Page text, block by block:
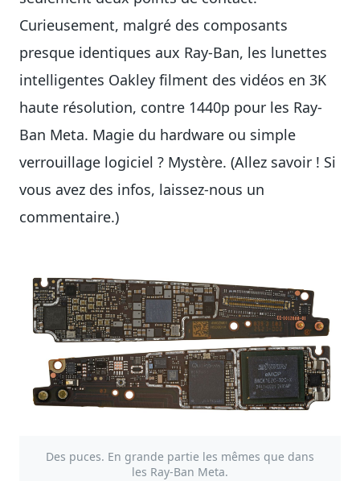
Curieusement, malgré des composants
presque identiques aux Ray-Ban, les lunettes
intelligentes Oakley filment des vidéos en 3K
haute résolution, contre 1440p pour les Ray-
Ban Meta. Magie du hardware ou simple
verrouillage logiciel ? Mystère. (Allez savoir ! Si
vous avez des infos, laissez-nous un
commentaire.)
Des puces. En grande partie les mêmes que dans
les Ray-Ban Meta.